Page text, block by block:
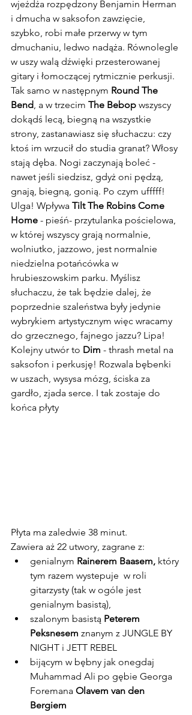
wjeżdża rozpędzony Benjamin Herman
i dmucha w saksofon zawzięcie,
szybko, robi małe przerwy w tym
dmuchaniu, ledwo nadąża. Równolegle
w uszy walą dźwięki przesterowanej
gitary i łomoczącej rytmicznie perkusji.
Tak samo w następnym Round The
Bend, a w trzecim The Bebop wszyscy
dokądś lecą, biegną na wszystkie
strony, zastanawiasz się słuchaczu: czy
ktoś im wrzucił do studia granat? Włosy
stają dęba. Nogi zaczynają boleć -
nawet jeśli siedzisz, gdyż oni pędzą,
gnają, biegną, gonią. Po czym ufffff!
Ulga! Wpływa Tilt The Robins Come
Home - pieśń- przytulanka pościelowa,
w której wszyscy grają normalnie,
wolniutko, jazzowo, jest normalnie
niedzielna potańcówka w
hrubieszowskim parku. Myślisz
słuchaczu, że tak będzie dalej, że
poprzednie szaleństwa były jedynie
wybrykiem artystycznym więc wracamy
do grzecznego, fajnego jazzu? Lipa!
Kolejny utwór to Dim - thrash metal na
saksofon i perkusję! Rozwala bębenki
w uszach, wysysa mózg, ściska za
gardło, zjada serce. I tak zostaje do
końca płyty
Płyta ma zaledwie 38 minut.
Zawiera aż 22 utwory, zagrane z:
genialnym Rainerem Baasem, który
tym razem wystepuje  w roli
gitarzysty (tak w ogóle jest
genialnym basistą),
szalonym basistą Peterem
Peksnesem znanym z JUNGLE BY
NIGHT i JETT REBEL
bijącym w bębny jak onegdaj
Muhammad Ali po gębie Georga
Foremana Olavem van den
Bergiem